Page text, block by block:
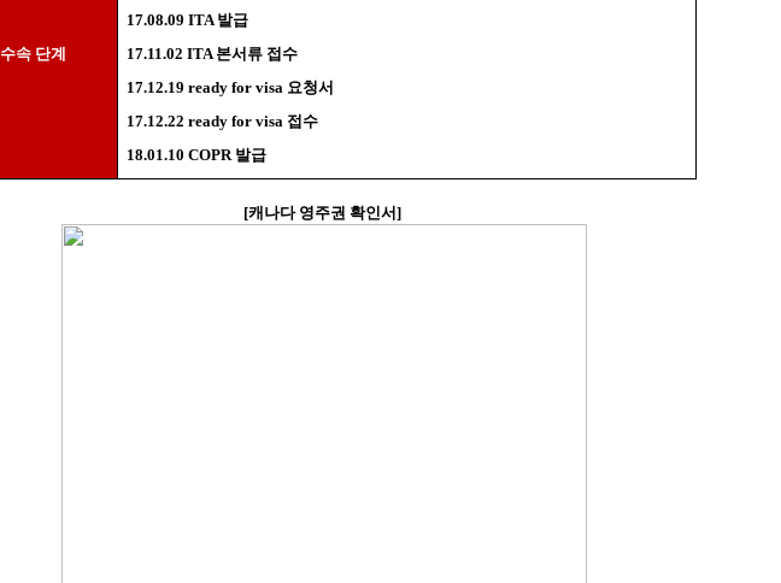
수속 단계
17.08.09 ITA 발급
17.11.02 ITA 본서류 접수
17.12.19 ready for visa 요청서
17.12.22 ready for visa 접수
18.01.10 COPR 발급
[캐나다 영주권 확인서]